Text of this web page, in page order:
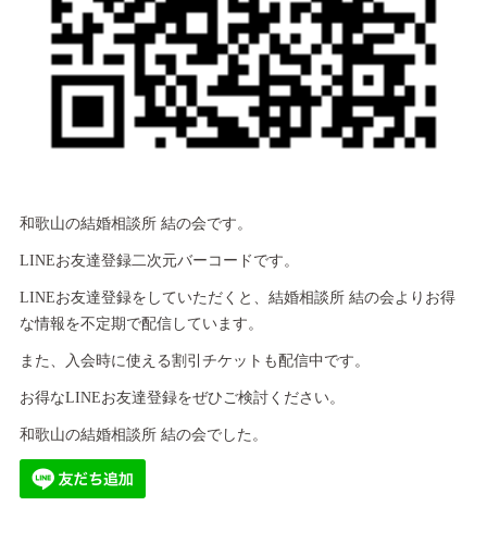
和歌山の結婚相談所 結の会です。
LINEお友達登録二次元バーコードです。
LINEお友達登録をしていただくと、結婚相談所 結の会よりお得
な情報を不定期で配信しています。
また、入会時に使える割引チケットも配信中です。
お得なLINEお友達登録をぜひご検討ください。
和歌山の結婚相談所 結の会でした。